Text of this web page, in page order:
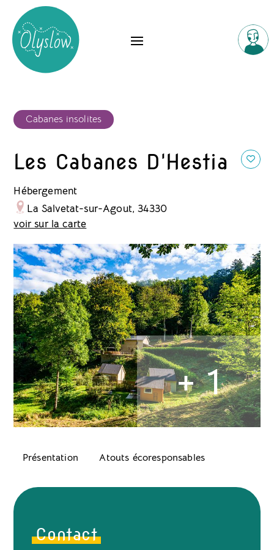
Cabanes insolites
Les Cabanes D'Hestia
Hébergement
La Salvetat-sur-Agout, 34330
voir sur la carte
+ 1
Présentation Atouts écoresponsables
Contact